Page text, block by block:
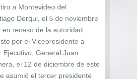
a Montevideo del
Derqui, el 5 de noviembre
en receso de la autoridad
por el Vicepresidente a
Ejecutivo, General Juan
el 12 de diciembre de este
asumió el tercer presidente